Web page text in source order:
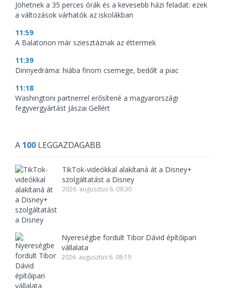
Jöhetnek a 35 perces órák és a kevesebb házi feladat: ezek
a változások várhatók az iskolákban
11:59
A Balatonon már sziesztáznak az éttermek
11:39
Dinnyedráma: hiába finom csemege, bedőlt a piac
11:18
Washingtoni partnerrel erősítené a magyarországi
fegyvergyártást Jászai Gellért
A 100 LEGGAZDAGABB
TikTok-videókkal alakítaná át a Disney+
szolgáltatást a Disney
2026. augusztus 6. 09:30
Nyereségbe fordult Tibor Dávid építőipari
vállalata
2026. augusztus 6. 08:19